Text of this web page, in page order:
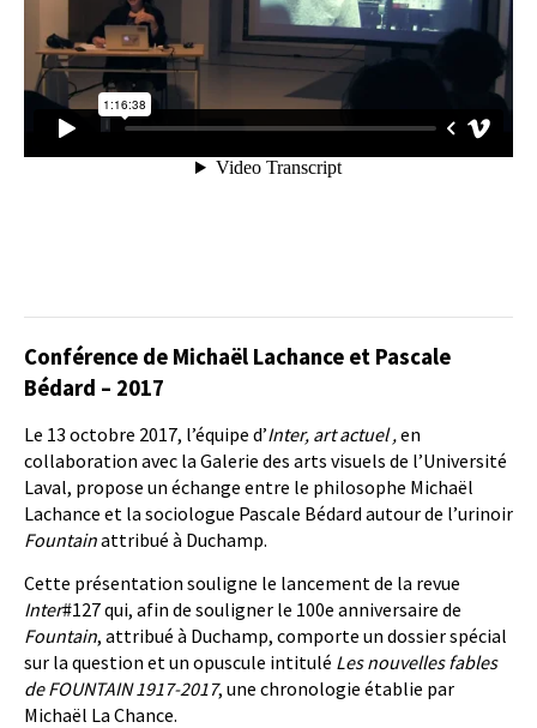
Conférence de Michaël Lachance et Pascale
Bédard – 2017
Le 13 octobre 2017, l’équipe d’Inter, art actuel ,en
collaboration avec la Galerie des arts visuels de l’Université
Laval, propose un échange entre le philosophe Michaël
Lachance et la sociologue Pascale Bédard autour de l’urinoir
Fountainattribué à Duchamp.
Cette présentation souligne le lancement de la revue
Inter#127 qui, afin de souligner le 100e anniversaire de
Fountain, attribué à Duchamp, comporte un dossier spécial
sur la question et un opuscule intitulé Les nouvelles fables
de FOUNTAIN 1917-2017, une chronologie établie par
Michaël La Chance.